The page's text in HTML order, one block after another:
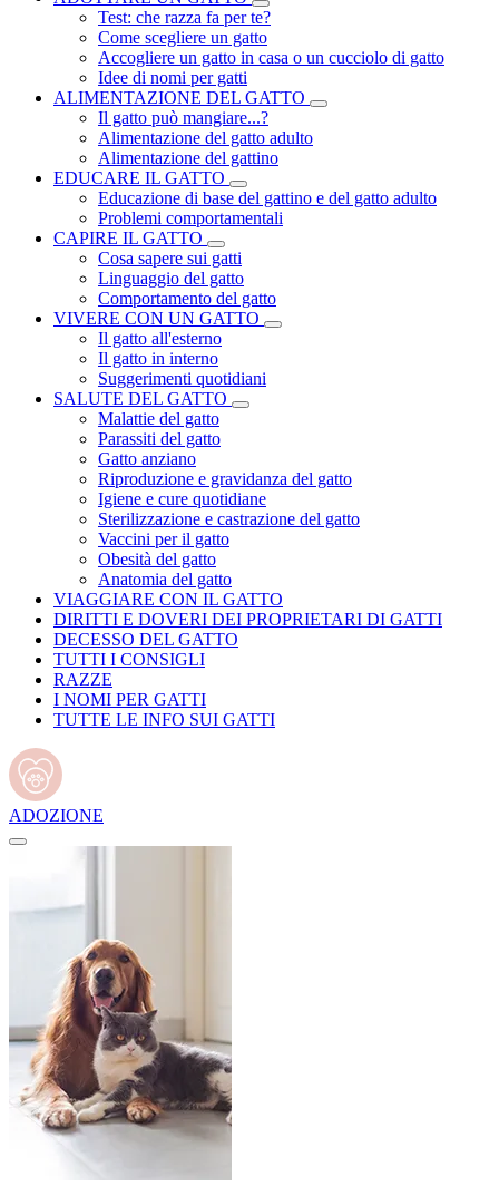
Test: che razza fa per te?
Come scegliere un gatto
Accogliere un gatto in casa o un cucciolo di gatto
Idee di nomi per gatti
ALIMENTAZIONE DEL GATTO
Il gatto può mangiare...?
Alimentazione del gatto adulto
Alimentazione del gattino
EDUCARE IL GATTO
Educazione di base del gattino e del gatto adulto
Problemi comportamentali
CAPIRE IL GATTO
Cosa sapere sui gatti
Linguaggio del gatto
Comportamento del gatto
VIVERE CON UN GATTO
Il gatto all'esterno
Il gatto in interno
Suggerimenti quotidiani
SALUTE DEL GATTO
Malattie del gatto
Parassiti del gatto
Gatto anziano
Riproduzione e gravidanza del gatto
Igiene e cure quotidiane
Sterilizzazione e castrazione del gatto
Vaccini per il gatto
Obesità del gatto
Anatomia del gatto
VIAGGIARE CON IL GATTO
DIRITTI E DOVERI DEI PROPRIETARI DI GATTI
DECESSO DEL GATTO
TUTTI I CONSIGLI
RAZZE
I NOMI PER GATTI
TUTTE LE INFO SUI GATTI
ADOZIONE